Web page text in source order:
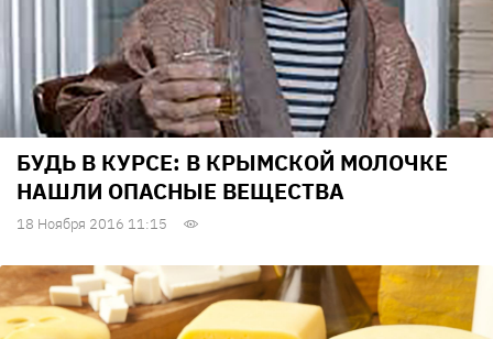
БУДЬ В КУРСЕ: В КРЫМСКОЙ МОЛОЧКЕ
НАШЛИ ОПАСНЫЕ ВЕЩЕСТВА
18 Ноября 2016 11:15